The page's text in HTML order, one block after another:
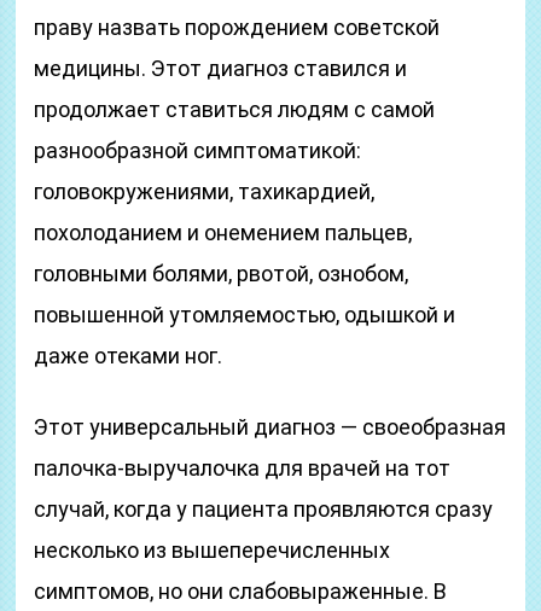
праву назвать порождением советской
медицины. Этот диагноз ставился и
продолжает ставиться людям с самой
разнообразной симптоматикой:
головокружениями, тахикардией,
похолоданием и онемением пальцев,
головными болями, рвотой, ознобом,
повышенной утомляемостью, одышкой и
даже отеками ног.
Этот универсальный диагноз — своеобразная
палочка-выручалочка для врачей на тот
случай, когда у пациента проявляются сразу
несколько из вышеперечисленных
симптомов, но они слабовыраженные. В